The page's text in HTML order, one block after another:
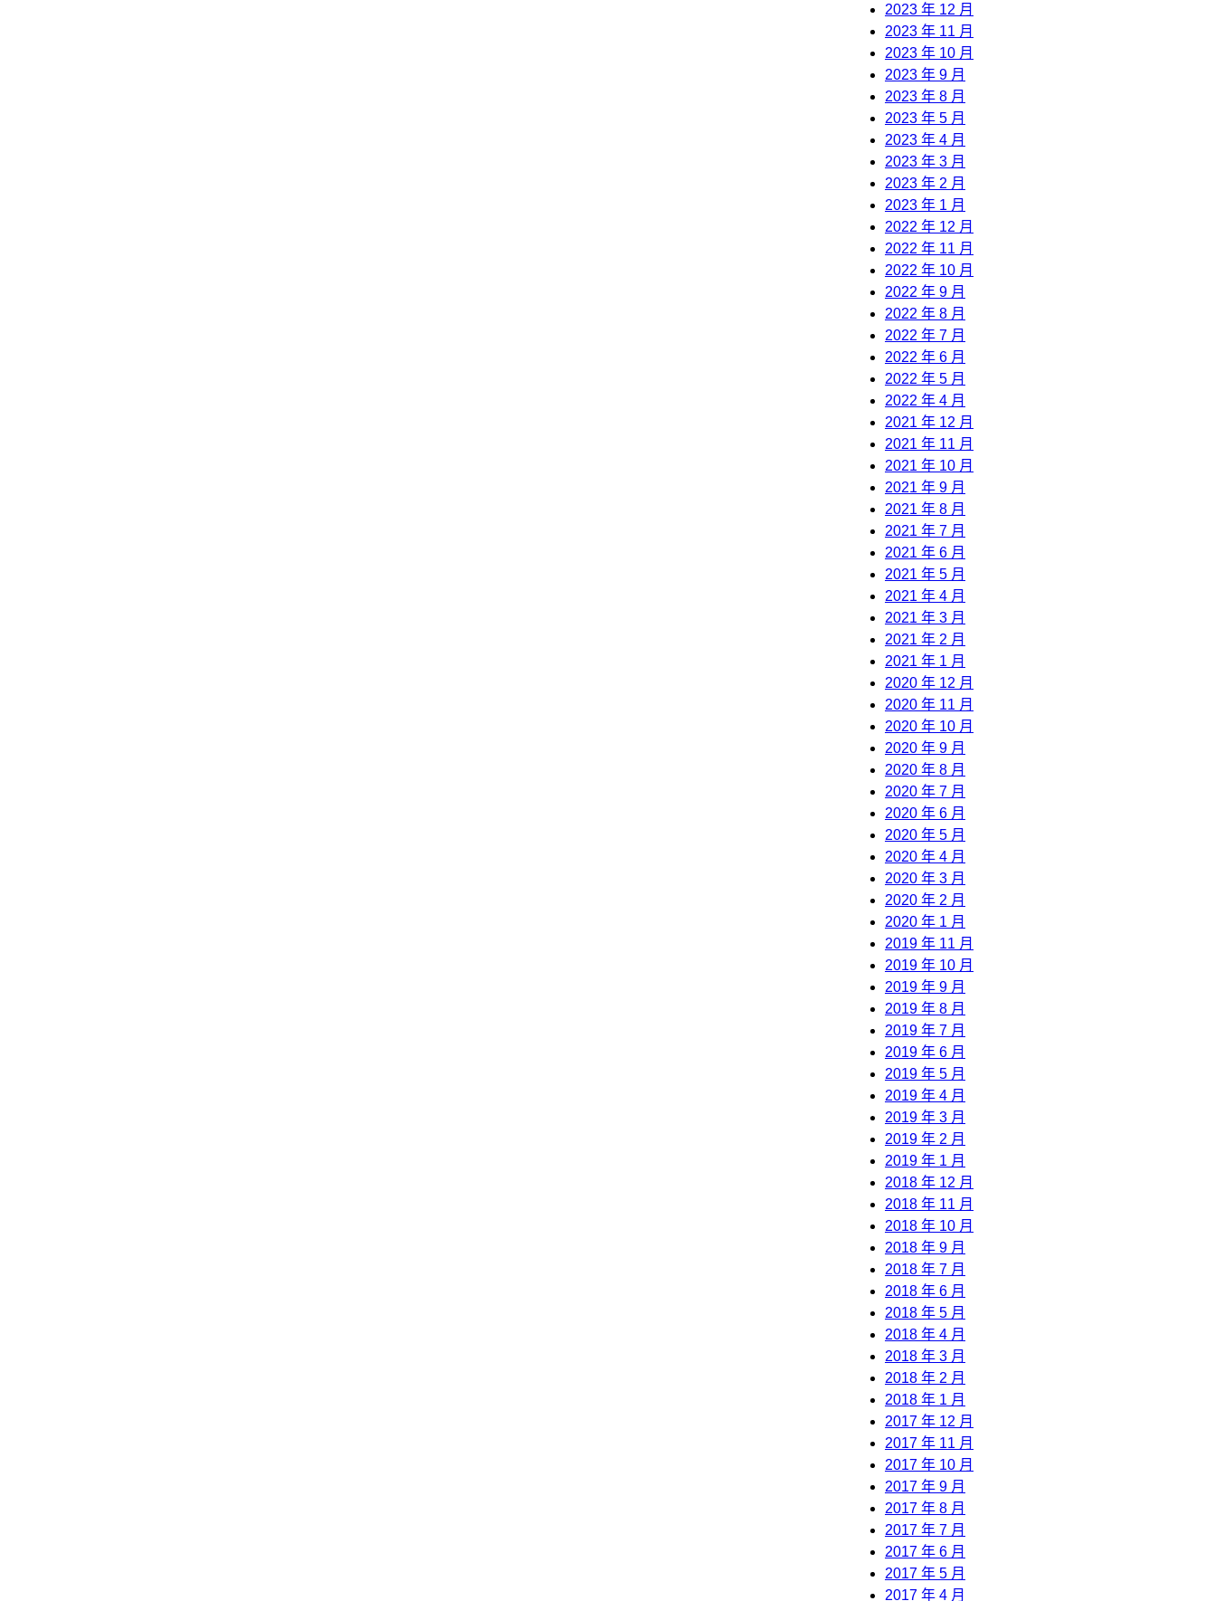
2023 年 12 月
2023 年 11 月
2023 年 10 月
2023 年 9 月
2023 年 8 月
2023 年 5 月
2023 年 4 月
2023 年 3 月
2023 年 2 月
2023 年 1 月
2022 年 12 月
2022 年 11 月
2022 年 10 月
2022 年 9 月
2022 年 8 月
2022 年 7 月
2022 年 6 月
2022 年 5 月
2022 年 4 月
2021 年 12 月
2021 年 11 月
2021 年 10 月
2021 年 9 月
2021 年 8 月
2021 年 7 月
2021 年 6 月
2021 年 5 月
2021 年 4 月
2021 年 3 月
2021 年 2 月
2021 年 1 月
2020 年 12 月
2020 年 11 月
2020 年 10 月
2020 年 9 月
2020 年 8 月
2020 年 7 月
2020 年 6 月
2020 年 5 月
2020 年 4 月
2020 年 3 月
2020 年 2 月
2020 年 1 月
2019 年 11 月
2019 年 10 月
2019 年 9 月
2019 年 8 月
2019 年 7 月
2019 年 6 月
2019 年 5 月
2019 年 4 月
2019 年 3 月
2019 年 2 月
2019 年 1 月
2018 年 12 月
2018 年 11 月
2018 年 10 月
2018 年 9 月
2018 年 7 月
2018 年 6 月
2018 年 5 月
2018 年 4 月
2018 年 3 月
2018 年 2 月
2018 年 1 月
2017 年 12 月
2017 年 11 月
2017 年 10 月
2017 年 9 月
2017 年 8 月
2017 年 7 月
2017 年 6 月
2017 年 5 月
2017 年 4 月